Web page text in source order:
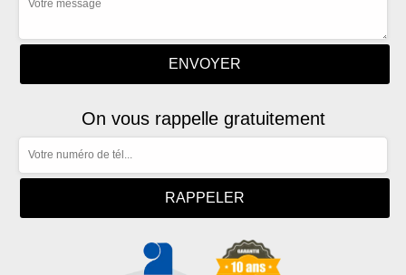
On vous rappelle gratuitement